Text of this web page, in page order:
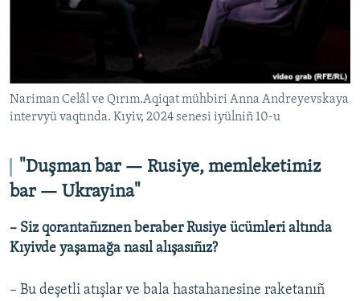
Nariman Celâl ve Qırım.Aqiqat mühbiri Anna Andreyevskaya
intervyü vaqtında. Kıyiv, 2024 senesi iyülniñ 10-u
"Duşman bar — Rusiye, memleketimiz
bar — Ukrayina"
– Siz qorantañıznen beraber Rusiye ücümleri altında
Kıyivde yaşamağa nasıl alışasıñız?
– Bu deşetli atışlar ve bala hastahanesine raketanıñ